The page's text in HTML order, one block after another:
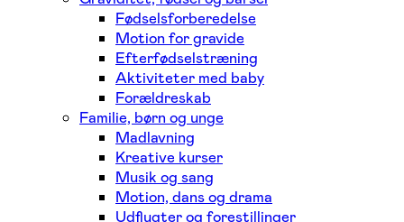
Fødselsforberedelse
Motion for gravide
Efterfødselstræning
Aktiviteter med baby
Forældreskab
Familie, børn og unge
Madlavning
Kreative kurser
Musik og sang
Motion, dans og drama
Udflugter og forestillinger